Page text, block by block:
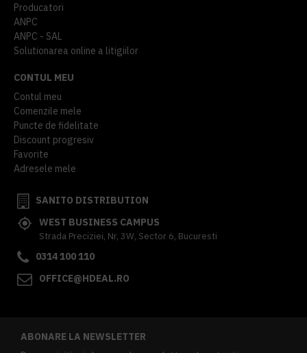
Producatori
ANPC
ANPC - SAL
Solutionarea online a litigiilor
CONTUL MEU
Contul meu
Comenzile mele
Puncte de fidelitate
Discount progresiv
Favorite
Adresele mele
SANITO DISTRIBUTION
WEST BUSINESS CAMPUS
Strada Preciziei, Nr, 3W, Sector 6, Bucuresti
0314 100 110
OFFICE@HDEAL.RO
ABONARE LA NEWSLETTER